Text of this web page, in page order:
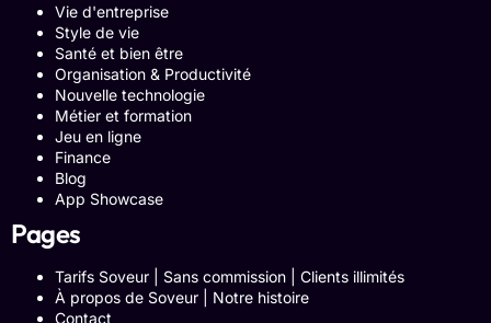
Vie d'entreprise
Style de vie
Santé et bien être
Organisation & Productivité
Nouvelle technologie
Métier et formation
Jeu en ligne
Finance
Blog
App Showcase
Pages
Tarifs Soveur | Sans commission | Clients illimités
À propos de Soveur | Notre histoire
Contact